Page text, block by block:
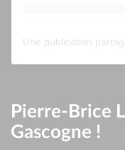
Pierre-Brice
Gascogne !